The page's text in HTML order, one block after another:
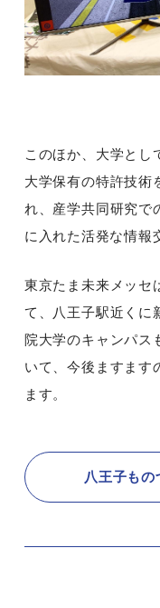
このほか、大学とし
大学保有の特許技術
れ、産学共同研究で
に入れた活発な情報
東京たま未来メッセ
て、八王子駅近くに
院大学のキャンパス
いて、今後ますます
ます。
八王子もの